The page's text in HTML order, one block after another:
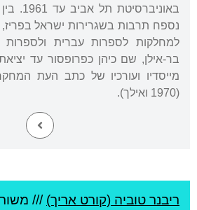
נספח תרבות בשגרירות ישראל
למחלקות לספרות עברית ולספרות
בר-אילן, שם כיהן כפרופסור עד
מייסדיו ועורכיו של כתב העת
(1970 ואילך).
ריבנר טוביה (קורט אריך) ///